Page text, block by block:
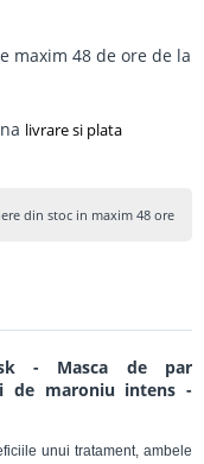
maxim 48 de ore de la
livrare si plata
din stoc in maxim 48 ore
- Masca de par
de maroniu intens -
unui tratament, ambele